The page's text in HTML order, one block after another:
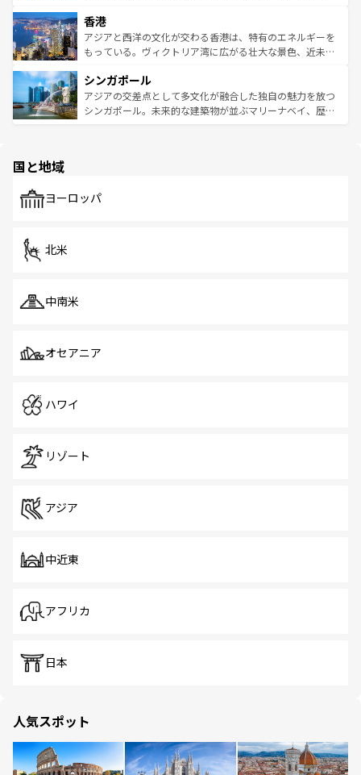
とつ。フォーやバインミー、ベトナムコーヒーなどは、ぜ
ひ現地で味わいたい。どの地域を訪れてもあたたかい人々
が旅行者を迎えてくれるので、きっと忘れられない旅にな
参照してほしい。
の活気が交差している。北部ではチェンマイなどの山岳地
帯で自然と触れ合い、南部ではプーケットやクラビの美し
いビーチでリゾート気分を楽しむことができる。タイ料理
激する。気候は一年中温暖で、どの季節にも異なる楽しみ
が待っている。親しみやすいタイの人々、仏教を中心とし
た文化、そして多様な観光資源が、訪れる旅人を魅了し続
香港
アジアと西洋の文化が交わる香港は、特有のエネルギーを
もっている。ヴィクトリア湾に広がる壮大な景色、近未来
み、どこを訪れても感動するはず。観光スポットが密集し
ており、効率よく見どころを回れるのも魅力。息をのむよ
うな絶景から文化的な体験まで、香港を存分に楽しみ尽く
シンガポール
アジアの交差点として多文化が融合した独自の魅力を放つ
シンガポール。未来的な建築物が並ぶマリーナベイ、歴史
で、ホーカーズは地元の風情を楽しめる外せないスポット
国と地域
ヨーロッパ
北米
中南米
オセアニア
ハワイ
リゾート
アジア
中近東
アフリカ
日本
人気スポット